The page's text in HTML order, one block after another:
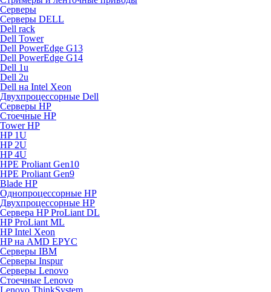
Серверы
Серверы DELL
Dell rack
Dell Tower
Dell PowerEdge G13
Dell PowerEdge G14
Dell 1u
Dell 2u
Dell на Intel Xeon
Двухпроцессорные Dell
Серверы HP
Стоечные HP
Tower HP
HP 1U
HP 2U
HP 4U
HPE Proliant Gen10
HPE Proliant Gen9
Blade HP
Однопроцессорные HP
Двухпроцессорные HP
Сервера HP ProLiant DL
HP ProLiant ML
HP Intel Xeon
HP на AMD EPYC
Серверы IBM
Серверы Inspur
Серверы Lenovo
Стоечные Lenovo
Lenovo ThinkSystem